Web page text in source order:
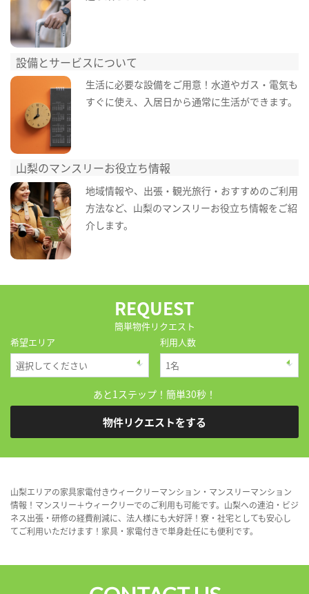
設備とサービスについて
生活に必要な設備をご用意！水道やガス・電気も
すぐに使え、入居日から通常に生活ができます。
山梨のマンスリーお役立ち情報
地域情報や、出張・観光旅行・おすすめのご利用
方法など、山梨のマンスリーお役立ち情報をご紹
介します。
REQUEST
簡単物件リクエスト
希望エリア
利用人数
あと1ステップ！簡単30秒！
物件リクエストをする
山梨エリアの家具家電付きウィークリーマンション・マンスリーマンション
情報！マンスリー＋ウィークリーでのご利用も可能です。山梨への連泊・ビジ
ネス出張・研修の経費削減に、法人様にも大好評！寮・社宅としても安心し
てご利用いただけます！家具・家電付きで単身赴任にも便利です。